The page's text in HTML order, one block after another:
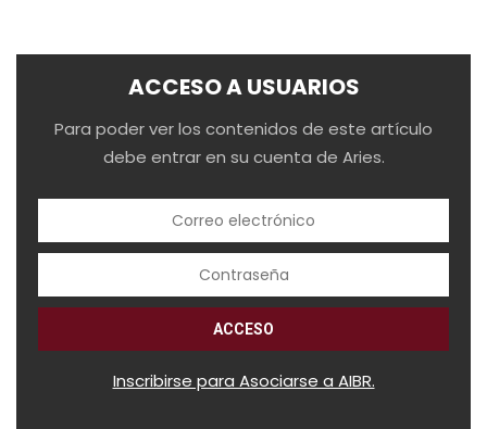
ACCESO A USUARIOS
Para poder ver los contenidos de este artículo
debe entrar en su cuenta de Aries.
Inscribirse para Asociarse a AIBR.